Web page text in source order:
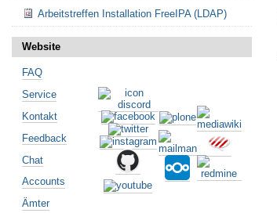
Arbeitstreffen Installation FreeIPA (LDAP)
Website
FAQ
Service
Kontakt
Feedback
Chat
Accounts
Ämter